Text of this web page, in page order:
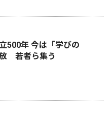
500年 今は「学びの
若者ら集う